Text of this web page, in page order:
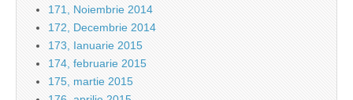
171, Noiembrie 2014
172, Decembrie 2014
173, Ianuarie 2015
174, februarie 2015
175, martie 2015